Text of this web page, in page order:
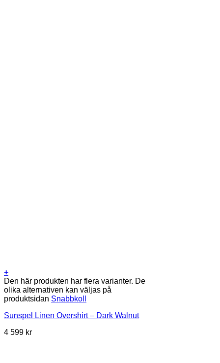
+
Den här produkten har flera varianter. De
olika alternativen kan väljas på
produktsidan Snabbkoll
Sunspel Linen Overshirt – Dark Walnut
4 599 kr